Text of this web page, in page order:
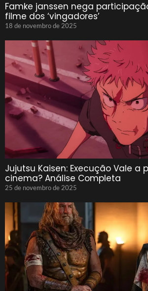
Famke janssen nega
filme dos ‘vingadores’
18 de novembro de 2025
Jujutsu Kaisen: Execução Vale a
cinema? Análise Completa
25 de novembro de 2025